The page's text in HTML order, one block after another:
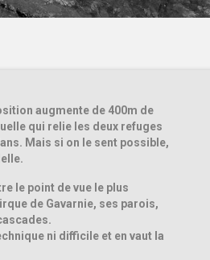
augmente de 400m de
qui relie les deux refuges
Mais si on le sent possible,
le point de vue le plus
de Gavarnie, ses parois,
ni difficile et en vaut la